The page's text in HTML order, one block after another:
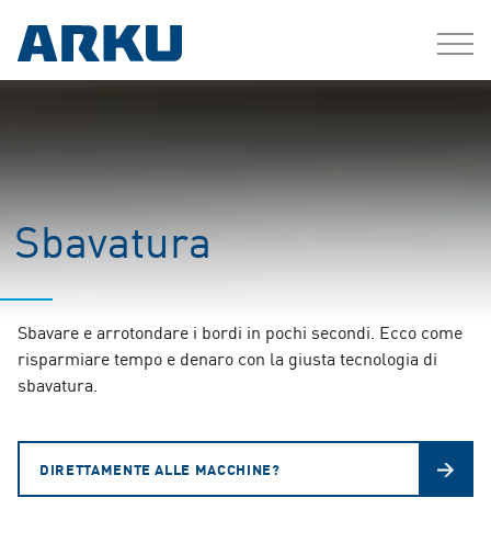
Sbavatura
Sbavare e arrotondare i bordi in pochi secondi. Ecco come
risparmiare tempo e denaro con la giusta tecnologia di
sbavatura.
DIRETTAMENTE ALLE MACCHINE?